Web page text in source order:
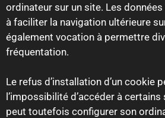
ordinateur sur un site. Les
à faciliter la navigation ultérieure
également vocation à permettre
fréquentation.
Le refus d’installation d’un cookie
l’impossibilité d’accéder à
peut toutefois configurer son